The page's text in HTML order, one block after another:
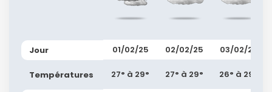
Jour
Températures
01/02/25
27° à 29°
02/02/25
27° à 29°
03/02/25
26° à 29°